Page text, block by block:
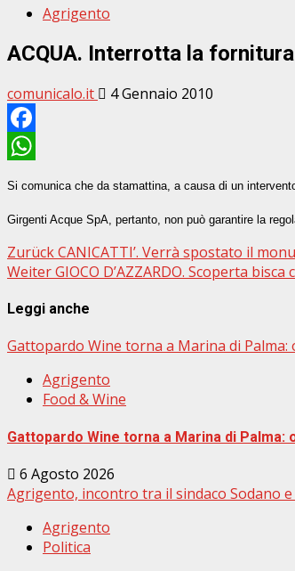
Agrigento
ACQUA. Interrotta la
comunicalo.it 4 Gennaio 2010
Facebook
Si comunica che da stamattina, a causa di un
Girgenti Acque SpA, pertanto, non può garantire la
Beitragsnavigation
ZurückCANICATTI’. Verrà spostato il
WeiterGIOCO D’AZZARDO. Scoperta
Leggi anche
Gattopardo Wine torna a Marina di
Agrigento
Food & Wine
Gattopardo Wine torna a Marina di
6 Agosto 2026
Agrigento, incontro tra il sindaco Sodano
Agrigento
Politica